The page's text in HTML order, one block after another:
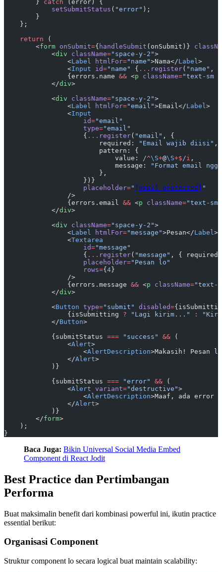
        }
catch (error) {
            setSubmitStatus
( "error" );
        }
    };
    return
(
        <
form onSubmit={ handleSubmit (onSubmit)}
            <
div className="space-y-2">
                <
Label htmlFor="name">Nama</Label >
                <
Input id="name" { ... register( "name" ,
                {errors.name
&& <p className="text-sm
            </
div>
            <
div className="space-y-2">
                <
Label htmlFor="email">Email</Label >
                <
Input
                    id
="email"
                    type
="email"
                    {
... register( "email" , {
                        required:
"Email wajib diisi" ,
                        pattern: {
                            value:
/^\S+@\S+$ /i ,
                            message:
"Format email
                        },
                    })}
                    placeholder
=" [email protected]
"
                />
                {errors.email
&& <p className="text-
            </
div>
            <
div className="space-y-2">
                <
Label htmlFor="message">Pesan</Label >
                <
Textarea
                    id
="message"
                    {
... register( "message" , {
                    placeholder
="Pesan lo"
                    rows
={ 4 }
                />
                {errors.message
&& <p className="text-
            </
div>
            <
Button type="submit" disabled=
                {isSubmitting
? "Lagi kirim..." :
            </
Button>
            {submitStatus
=== "success" && (
                <
Alert>
                    <
AlertDescription>Makasih! Pesan
                </
Alert>
            )}
            {submitStatus
=== "error" && (
                <
Alert variant="destructive">
                    <
AlertDescription>Maaf, ada error
                </
Alert>
            )}
        </
form>
    );
}
Baca Juga: Bikin Universal Social Media Embed
Component di React Jodit
Best Practice dan Pertimbangan
Performa
Buat maksimalin benefit dari kombinasi powerful ini, ikutin practice
essential berikut:
Organisasi Component
Struktur component lo secara logical buat maintain scalability: